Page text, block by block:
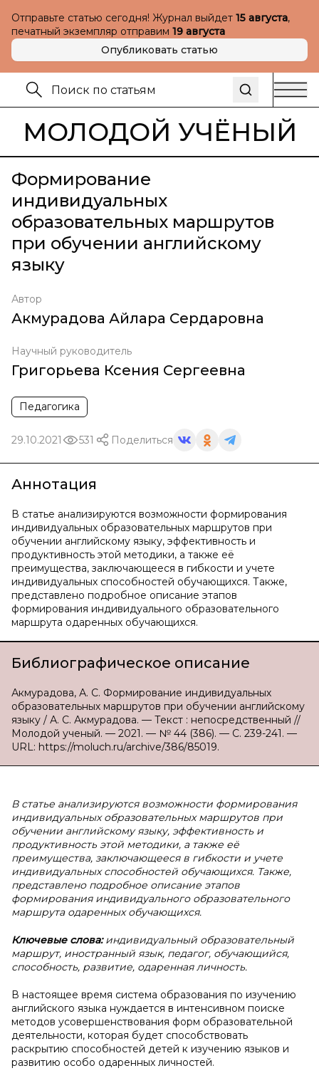
Отправьте статью сегодня! Журнал выйдет 15 августа,
печатный экземпляр отправим 19 августа
Опубликовать статью
МОЛОДОЙ УЧЁНЫЙ
Формирование
индивидуальных
образовательных маршрутов
при обучении английскому
языку
Автор
Акмурадова Айлара Сердаровна
Научный руководитель
Григорьева Ксения Сергеевна
Педагогика
29.10.2021 531 Поделиться
Аннотация
В статье анализируются возможности формирования
индивидуальных образовательных маршрутов при
обучении английскому языку, эффективность и
продуктивность этой методики, а также её
преимущества, заключающееся в гибкости и учете
индивидуальных способностей обучающихся. Также,
представлено подробное описание этапов
формирования индивидуального образовательного
маршрута одаренных обучающихся.
Библиографическое описание
Акмурадова, А. С. Формирование индивидуальных
образовательных маршрутов при обучении английскому
языку / А. С. Акмурадова. — Текст : непосредственный //
Молодой ученый. — 2021. — № 44 (386). — С. 239-241. —
URL: https://moluch.ru/archive/386/85019.
В статье анализируются возможности формирования
индивидуальных образовательных маршрутов при
обучении английскому языку, эффективность и
продуктивность этой методики, а также её
преимущества, заключающееся в гибкости и учете
индивидуальных способностей обучающихся. Также,
представлено подробное описание этапов
формирования индивидуального образовательного
маршрута одаренных обучающихся.
Ключевые слова:индивидуальный образовательный
маршрут, иностранный язык, педагог, обучающийся,
способность, развитие, одаренная личность.
В настоящее время система образования по изучению
английского языка нуждается в интенсивном поиске
методов усовершенствования форм образовательной
деятельности, которая будет способствовать
раскрытию способностей детей к изучению языков и
развитию особо одаренных личностей.